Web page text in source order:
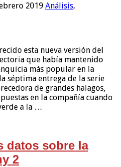
2019 Análisis,
esta nueva versión del
que había mantenido
más popular en la
séptima entrega de la serie
de grandes halagos,
en la compañía cuando
a la …
datos sobre la
2